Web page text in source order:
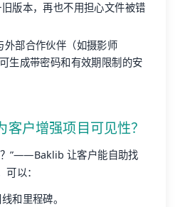
版本，再也不用担心文件被错
外部合作伙伴（如摄影师
生成带密码和有效期限制的安
户增强项目可见性？
”——Baklib 让客户能自助找
以：
和里程碑。